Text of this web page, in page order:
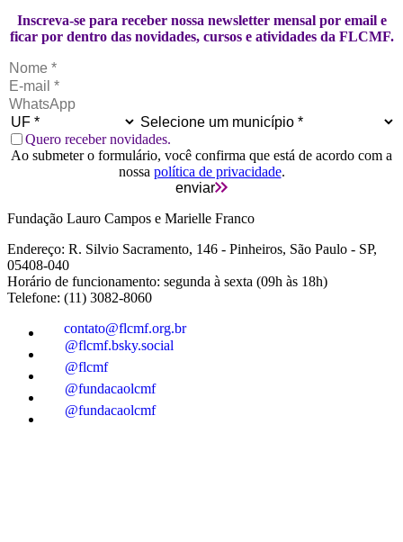
Inscreva-se para receber nossa newsletter mensal por email e
ficar por dentro das novidades, cursos e atividades da FLCMF.
Quero receber novidades.
Ao submeter o formulário, você confirma que está de acordo com a
nossa política de privacidade.
enviar
Fundação Lauro Campos e Marielle Franco
Endereço: R. Silvio Sacramento, 146 - Pinheiros, São Paulo - SP,
05408-040
Horário de funcionamento: segunda à sexta (09h às 18h)
Telefone: (11) 3082-8060
contato@flcmf.org.br
@flcmf.bsky.social
@flcmf
@fundacaolcmf
@fundacaolcmf